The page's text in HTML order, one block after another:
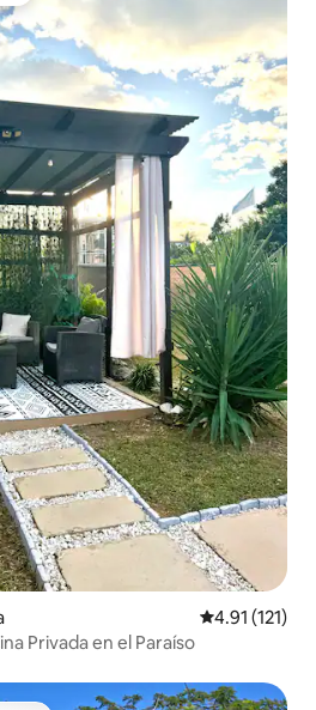
Calificación
4.91 (121)
Privada en el Paraíso